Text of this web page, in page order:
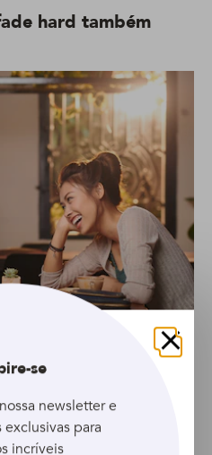
hard também
Fechar
se
newsletter e
para
incríveis